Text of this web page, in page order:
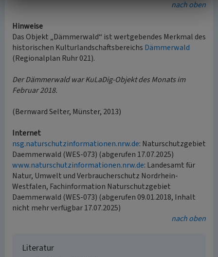
nach oben
Hinweise
Das Objekt „Dämmerwald“ ist wertgebendes Merkmal des
historischen Kulturlandschaftsbereichs Dämmerwald
(Regionalplan Ruhr 021).
Der Dämmerwald war KuLaDig-Objekt des Monats im
Februar 2018.
(Bernward Selter, Münster, 2013)
Internet
nsg.naturschutzinformationen.nrw.de: Naturschutzgebiet
Daemmerwald (WES-073) (abgerufen 17.07.2025)
www.naturschutzinformationen.nrw.de: Landesamt für
Natur, Umwelt und Verbraucherschutz Nordrhein-
Westfalen, Fachinformation Naturschutzgebiet
Daemmerwald (WES-073) (abgerufen 09.01.2018, Inhalt
nicht mehr verfügbar 17.07.2025)
nach oben
Literatur